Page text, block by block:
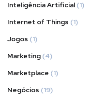
Inteligência Artificial (1)
Internet of Things (1)
Jogos (1)
Marketing (4)
Marketplace (1)
Negócios (19)